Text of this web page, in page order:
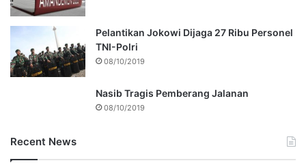
Pelantikan Jokowi Dijaga 27 Ribu Personel
TNI-Polri
08/10/2019
Nasib Tragis Pemberang Jalanan
08/10/2019
Recent News